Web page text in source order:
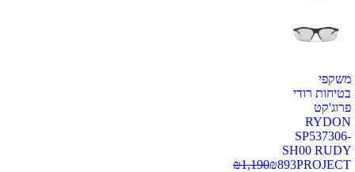
משקפי
בטיחות רודי
פרוג'קט
RYDON
SP537306-
SH00 RUDY
PROJECT
₪893
₪1,190